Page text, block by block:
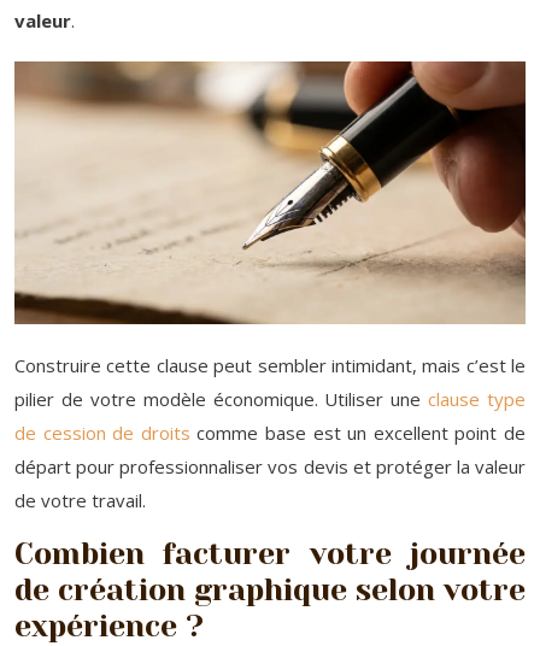
valeur.
Construire cette clause peut sembler intimidant, mais c’est le
pilier de votre modèle économique. Utiliser uneclause type
de cession de droits comme base est un excellent point de
départ pour professionnaliser vos devis et protéger la valeur
de votre travail.
Combien facturer votre journée
de création graphique selon votre
expérience ?